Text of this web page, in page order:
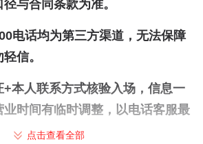
与合同条款为准。
电话均为第三方渠道，无法保障
信。
本人联系方式核验入场，信息一
时间有临时调整，以电话客服最
点击查看全部